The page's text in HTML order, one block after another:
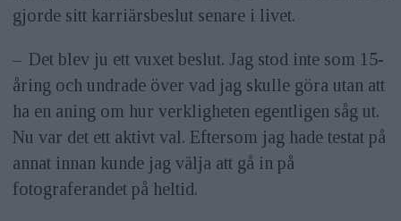
gjorde sitt karriärsbeslut senare i livet.
– Det blev ju ett vuxet beslut. Jag stod inte som 15-
åring och undrade över vad jag skulle göra utan att
ha en aning om hur verkligheten egentligen såg ut.
Nu var det ett aktivt val. Eftersom jag hade testat på
annat innan kunde jag välja att gå in på
fotograferandet på heltid.